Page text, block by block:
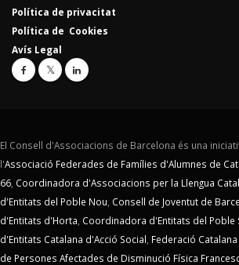
Política de privacitat
Política de Cookies
Avís Legal
El Consell d'Associacions de Barcelona és una
l'Associació Federades de Famílies d'Alumnes de
66 Coordinadora d'Associacions per la Llengua
d'Entitats del Poble Nou Consell de Joventut de
d'Entitats d'Horta Coordinadora d'Entitats del Poble
d'Entitats Catalana d'Acció Social Federació
de Persones Afectades de Disminució Física Francesc